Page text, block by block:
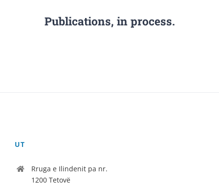
Publications, in process.
UT
Rruga e Ilindenit pa nr.
1200 Tetovë